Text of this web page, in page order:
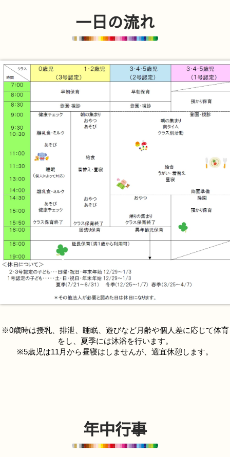
一日の流れ
※0歳時は授乳、排泄、睡眠、遊びなど月齢や個人差に応じて体育
をし、夏季には沐浴を行います。
※5歳児は11月から昼寝はしませんが、適宜休憩します。
年中行事